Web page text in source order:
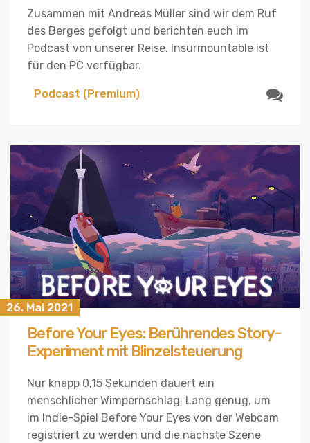
Zusammen mit Andreas Müller sind wir dem Ruf
des Berges gefolgt und berichten euch im
Podcast von unserer Reise. Insurmountable ist
für den PC verfügbar.
Podcast (Premium)
26. Mai 2021
Before Your Eyes: Berührendes Story-
Experiment mit Blinzelsteuerung
Nur knapp 0,15 Sekunden dauert ein
menschlicher Wimpernschlag. Lang genug, um
im Indie-Spiel Before Your Eyes von der Webcam
registriert zu werden und die nächste Szene